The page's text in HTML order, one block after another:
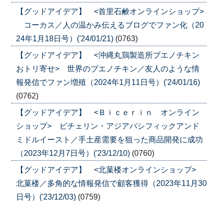
【グッドアイデア】 <首里石鹸オンラインショップ>
コーカス／人の温かみ伝えるブログでファン化（20
24年1月18日号）('24/01/21) (0763)
【グッドアイデア】 <沖縄丸鶏製造所ブエノチキン
おトリ寄せ> 世界のブエノチキン／友人のような情
報発信でファン増殖（2024年1月11日号）('24/01/16)
(0762)
【グッドアイデア】 <Ｂｉｃｅｒｉｎ オンライン
ショップ> ビチェリン・アジアパシフィックアンド
ミドルイースト／手土産需要を狙った商品開発に成功
（2023年12月7日号）('23/12/10) (0760)
【グッドアイデア】 <北菓楼オンラインショップ>
北菓楼／多角的な情報発信で顧客獲得（2023年11月30
日号）('23/12/03) (0759)